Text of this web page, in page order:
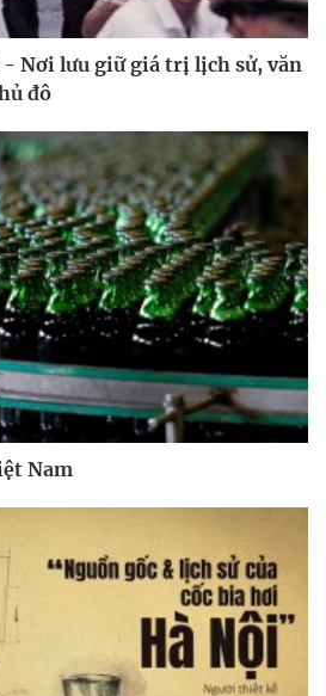
- Nơi lưu giữ giá trị lịch sử, văn
đô
Nam